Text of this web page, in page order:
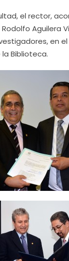
el rector,
Aguilera
en
Biblioteca.